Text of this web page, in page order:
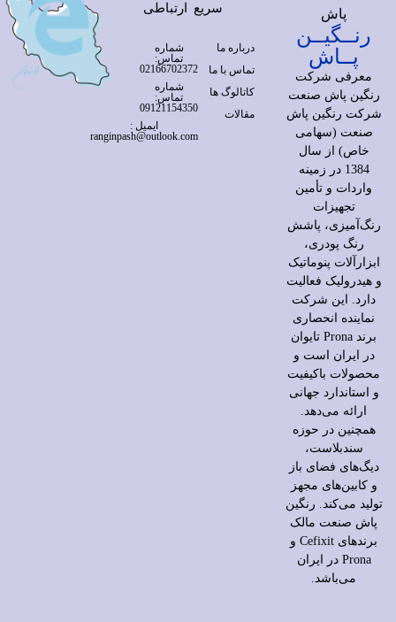
رنــگیــن
پــاش
معرفی شرکت
رنگین پاش صنعت
شرکت رنگین پاش
صنعت (سهامی
خاص) از سال
1384 در زمینه
واردات و تأمین
تجهیزات
رنگ‌آمیزی، پاشش
رنگ پودری،
ابزارآلات پنوماتیک
و هیدرولیک فعالیت
دارد. این شرکت
نماینده انحصاری
برند Prona تایوان
در ایران است و
محصولات باکیفیت
و استاندارد جهانی
ارائه می‌دهد.
همچنین در حوزه
سندبلاست،
دیگ‌های فضای باز
و کابین‌های مجهز
تولید می‌کند. رنگین
پاش صنعت مالک
برندهای Cefixit و
Prona در ایران
می‌باشد.
سریع
درباره ما
تماس با ما
کاتالوگ ها
مقالات
ارتباطی
شماره
تماس:
02166702372
شماره
تماس:
09121154350
ایمیل :
ranginpash@outlook.com